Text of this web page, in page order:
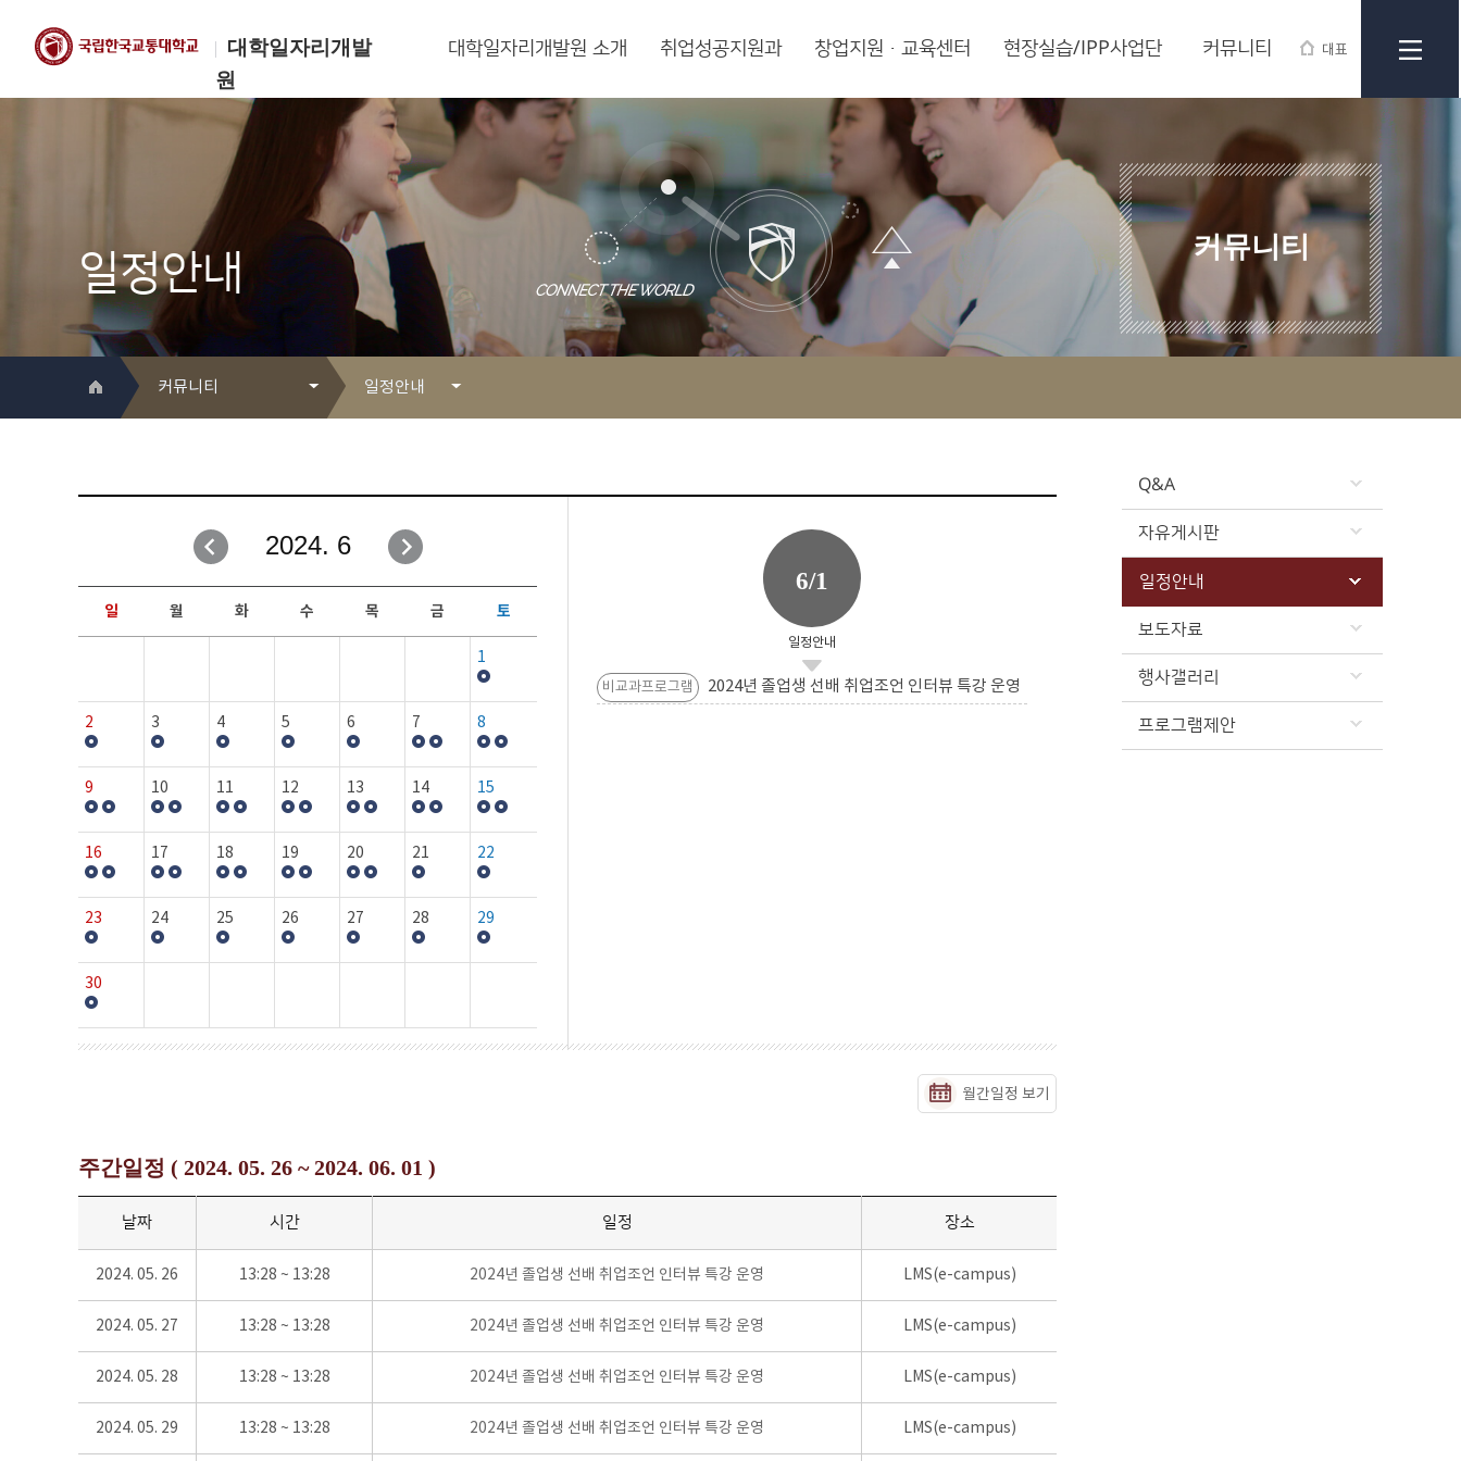
대학일자리개발
원
대표
한국교통대학교
대학일자리개발원
대학일자리개발원 소개 취업성공지원과 창업지원·교육센터 현장실습/IPP사업단 커뮤니티
일정안내
커뮤니티
커뮤니티
취업성공지원과
창업지원·교육센터
현장실습/IPP사업단
커뮤니티
일정안내
자유게시판
일정안내
보도자료
행사갤러리
Q&A
자유게시판
일정안내
보도자료
행사갤러리
프로그램제안
2024. 6
일 월 화 수 목 금 토
1
2 3 4 5 6 7 8
9 10 11 12 13 14 15
16 17 18 19 20 21 22
23 24 25 26 27 28 29
30
6/1
일정안내
비교과프로그램 2024년 졸업생 선배 취업조언 인터뷰 특강 운영
월간일정 보기
주간일정 ( 2024. 05. 26 ~ 2024. 06. 01 )
날짜 시간 일정 장소
2024. 05. 26 13:28 ~ 13:28 2024년 졸업생 선배 취업조언 인터뷰 특강 운영 LMS(e-campus)
2024. 05. 27 13:28 ~ 13:28 2024년 졸업생 선배 취업조언 인터뷰 특강 운영 LMS(e-campus)
2024. 05. 28 13:28 ~ 13:28 2024년 졸업생 선배 취업조언 인터뷰 특강 운영 LMS(e-campus)
2024. 05. 29 13:28 ~ 13:28 2024년 졸업생 선배 취업조언 인터뷰 특강 운영 LMS(e-campus)